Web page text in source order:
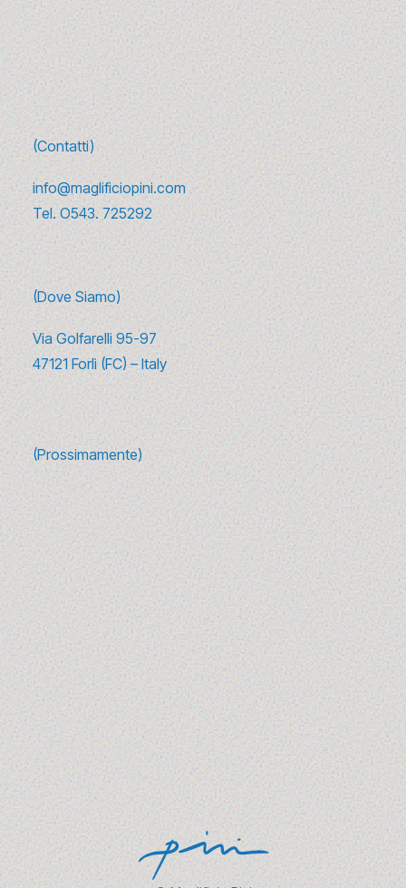
Su di noi →
(Contatti)
info@maglificiopini.com
Tel.O543. 725292
(Dove Siamo)
Via Golfarelli 95-97
47121 Forlì (FC) – Italy
(Prossimamente)
10 canzoni sulla moda da ascoltare
(e riascoltare) tra glamour e
rivoluzione
1 - 3 luglio 2025
Da Madonna ai Sex Pistols, passando per David Bowie:
al Maglificio Pini abbiamo scelto 10 brani che
raccontano il…
Scopri Di Più →